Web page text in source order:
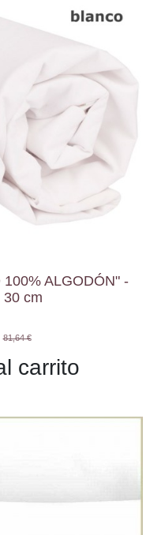
ALGODÓN" -
30 cm
81,64 €
carrito